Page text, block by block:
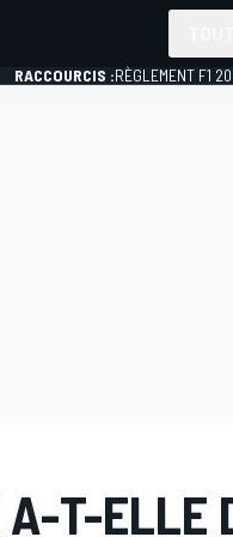
RACCOURCIS :RÈGLEMENT F1
T-ELLE